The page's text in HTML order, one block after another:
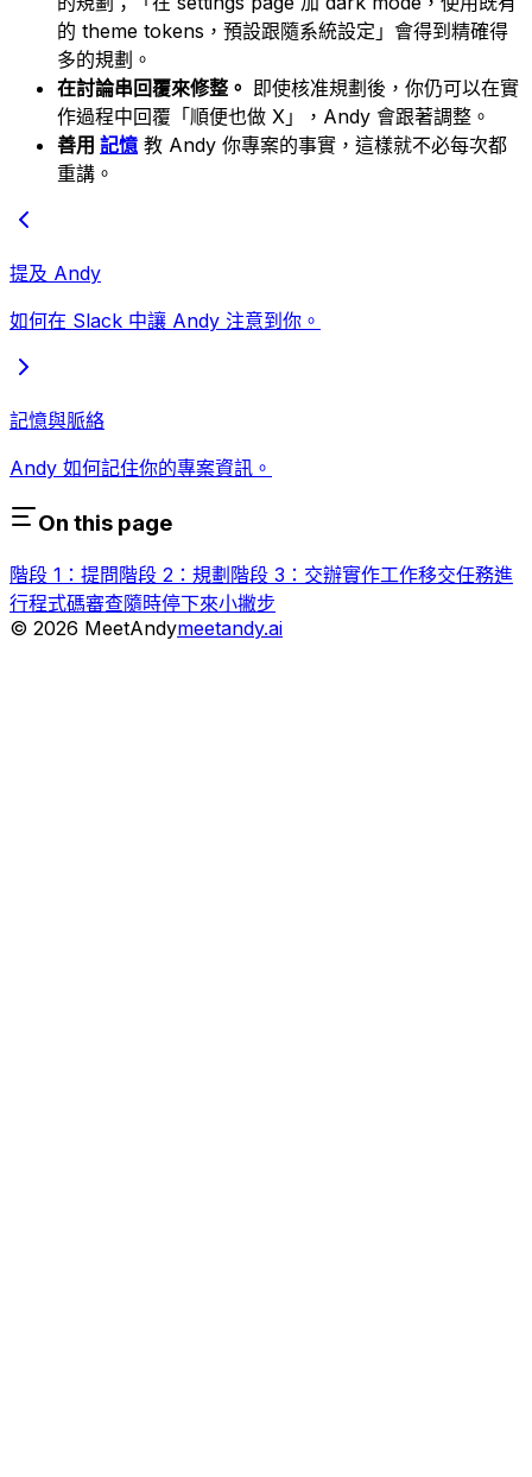
的 theme tokens，預設跟隨系統設定」會得到精確得
多的規劃。
在討論串回覆來修整。 即使核准規劃後，你仍可以在實
作過程中回覆「順便也做 X」，Andy 會跟著調整。
善用 記憶 教 Andy 你專案的事實，這樣就不必每次都
重講。
提及 Andy
如何在 Slack 中讓 Andy 注意到你。
記憶與脈絡
Andy 如何記住你的專案資訊。
On this page
階段 1：提問 階段 2：規劃 階段 3：交辦實作工作移交任務進
行程式碼審查隨時停下來小撇步
© 2026 MeetAndymeetandy.ai